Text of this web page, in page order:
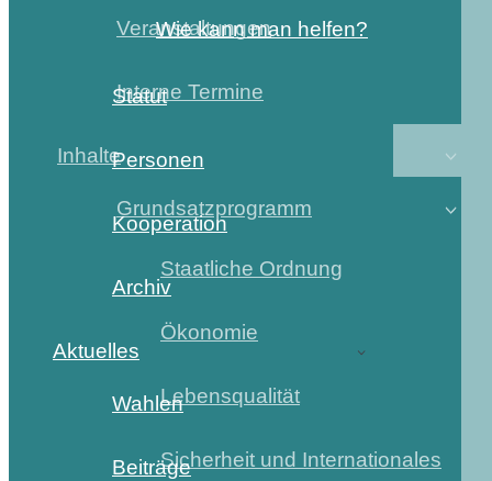
Veranstaltungen
Interne Termine
Inhalte
Grundsatzprogramm
Staatliche Ordnung
Ökonomie
Lebensqualität
Sicherheit und Internationales
Wie kann man helfen?
Statut
Personen
Kooperation
Archiv
Aktuelles
Wahlen
Beiträge